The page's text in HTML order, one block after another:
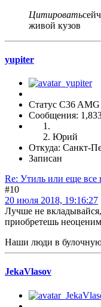
Цитировать
живой кузов
yupiter
Статус C36 AMG
Сообщения:
Юрий
Откуда: Санкт-
Записан
Re: Утиль или еще все
#10
20 июля 2018, 19:16:27
Лучше не
приобретешь
Наши люди в булочную
JekaVlasov